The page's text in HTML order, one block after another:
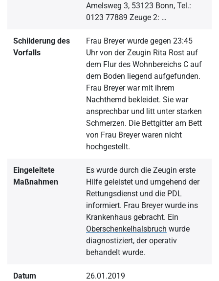
Amelsweg 3, 53123 Bonn, Tel.:
0123 77889 Zeuge 2: …
Schilderung des
Vorfalls
Frau Breyer wurde gegen 23:45
Uhr von der Zeugin Rita Rost auf
dem Flur des Wohnbereichs C auf
dem Boden liegend aufgefunden.
Frau Breyer war mit ihrem
Nachthemd bekleidet. Sie war
ansprechbar und litt unter starken
Schmerzen. Die Bettgitter am Bett
von Frau Breyer waren nicht
hochgestellt.
Eingeleitete
Maßnahmen
Es wurde durch die Zeugin erste
Hilfe geleistet und umgehend der
Rettungsdienst und die PDL
informiert. Frau Breyer wurde ins
Krankenhaus gebracht. Ein
Oberschenkelhalsbruch wurde
diagnostiziert, der operativ
behandelt wurde.
Datum 26.01.2019